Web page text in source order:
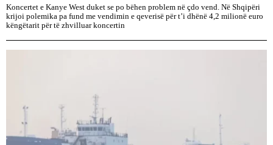
Koncertet e Kanye West duket se po bëhen problem në çdo vend. Në Shqipëri
krijoi polemika pa fund me vendimin e qeverisë për t’i dhënë 4,2 milionë euro
këngëtarit për të zhvilluar koncertin